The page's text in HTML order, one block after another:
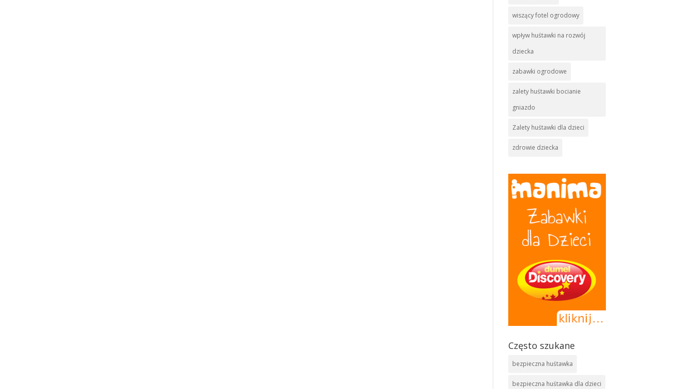
wiszący fotel ogrodowy
wpływ huśtawki na rozwój
dziecka
zabawki ogrodowe
zalety huśtawki bocianie
gniazdo
Zalety huśtawki dla dzieci
zdrowie dziecka
Często szukane
bezpieczna huśtawka
bezpieczna huśtawka dla dzieci